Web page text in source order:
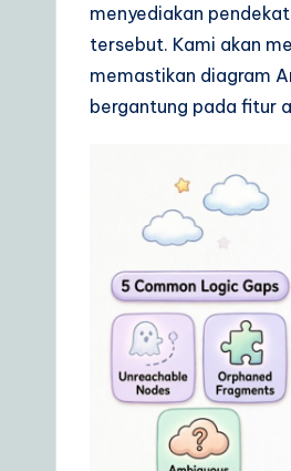
menyediakan
tersebut. Kami akan
memastikan diagram
bergantung pada fitur